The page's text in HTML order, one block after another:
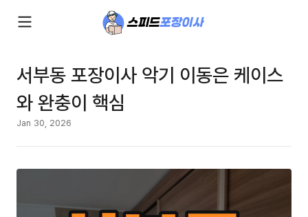
서부동 포장이사 악기 이동은 케이스
와 완충이 핵심
Jan 30, 2026